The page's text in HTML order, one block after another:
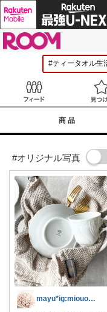
商品
#オリジナル写真
mayu*ig:miouor_home